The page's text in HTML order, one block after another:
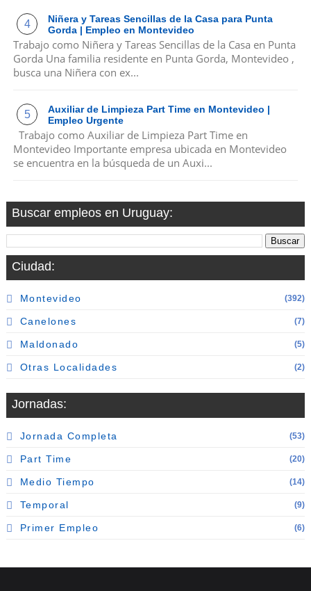
Niñera y Tareas Sencillas de la Casa para Punta
Gorda | Empleo en Montevideo
Trabajo como Niñera y Tareas Sencillas de la Casa en Punta
Gorda Una familia residente en Punta Gorda, Montevideo ,
busca una Niñera con ex...
Auxiliar de Limpieza Part Time en Montevideo |
Empleo Urgente
Trabajo como Auxiliar de Limpieza Part Time en
Montevideo Importante empresa ubicada en Montevideo
se encuentra en la búsqueda de un Auxi...
Buscar empleos en Uruguay:
Ciudad:
Montevideo (392)
Canelones (7)
Maldonado (5)
Otras Localidades (2)
Jornadas:
Jornada Completa (53)
Part Time (20)
Medio Tiempo (14)
Temporal (9)
Primer Empleo (6)